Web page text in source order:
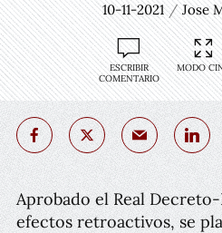
10-11-2021 Jose
ESCRIBIR
COMENTARIO
MODO
Aprobado el Real
efectos retroactivos, se